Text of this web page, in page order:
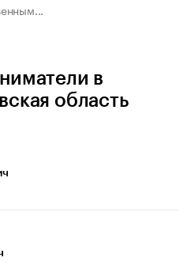
в
область